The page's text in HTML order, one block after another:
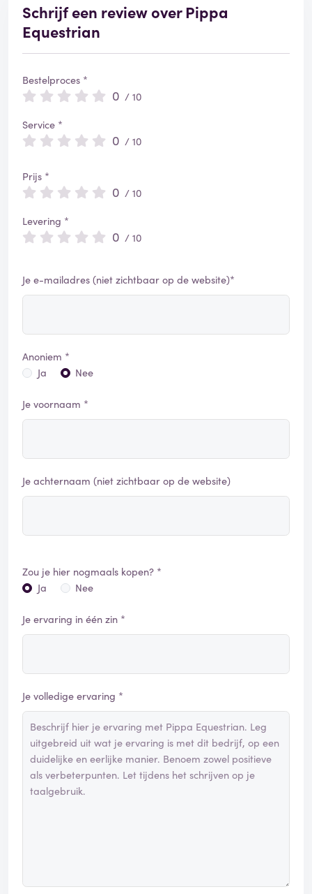
Schrijf een review over Pippa
Equestrian
Bestelproces *
0 / 10
Service *
0 / 10
Prijs *
0 / 10
Levering *
0 / 10
Je e-mailadres (niet zichtbaar op de website)*
Anoniem *
Ja
Nee
Je voornaam *
Je achternaam (niet zichtbaar op de website)
Zou je hier nogmaals kopen? *
Ja
Nee
Je ervaring in één zin *
Je volledige ervaring *